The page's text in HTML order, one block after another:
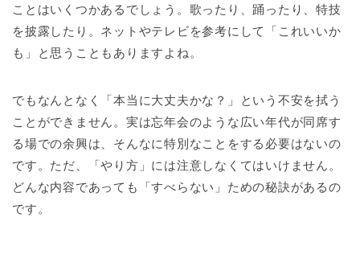
ことはいくつかあるでしょう。歌ったり、踊ったり、特技
を披露したり。ネットやテレビを参考にして「これいいか
も」と思うこともありますよね。
でもなんとなく「本当に大丈夫かな？」という不安を拭う
ことができません。実は忘年会のような広い年代が同席す
る場での余興は、そんなに特別なことをする必要はないの
です。ただ、「やり方」には注意しなくてはいけません。
どんな内容であっても「すべらない」ための秘訣があるの
です。